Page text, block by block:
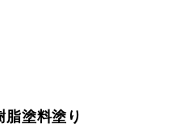
塗料塗り